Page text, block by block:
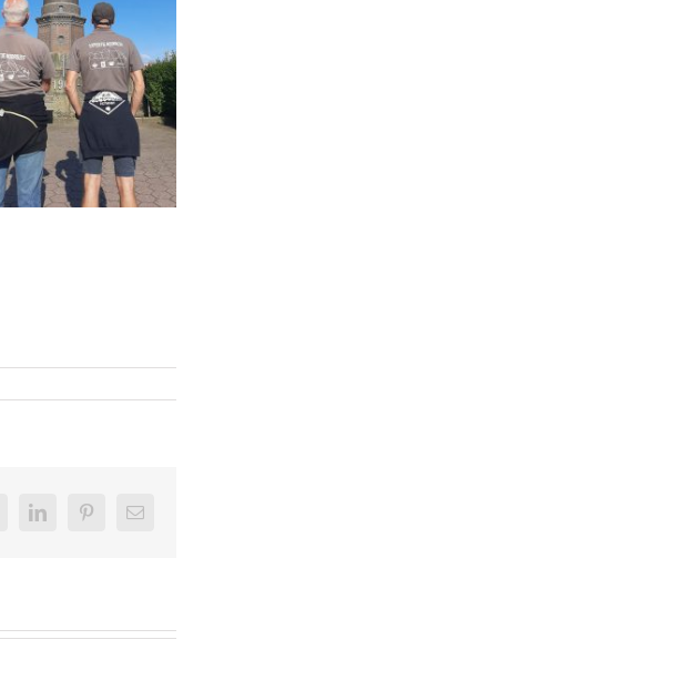
LinkedInPinterest
E-